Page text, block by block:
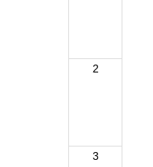
2
3